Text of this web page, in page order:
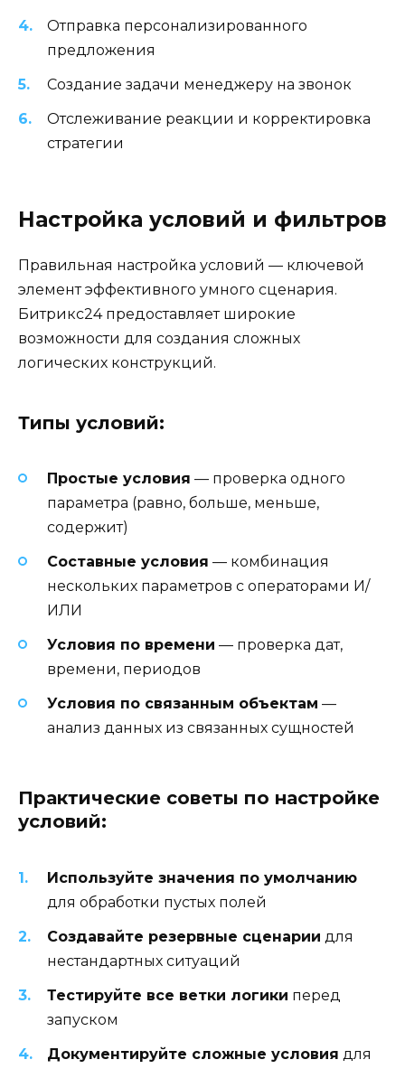
Отправка персонализированного
предложения
Создание задачи менеджеру на звонок
Отслеживание реакции и корректировка
стратегии
Настройка условий и фильтров
Правильная настройка условий — ключевой
элемент эффективного умного сценария.
Битрикс24 предоставляет широкие
возможности для создания сложных
логических конструкций.
Типы условий:
Простые условия — проверка одного
параметра (равно, больше, меньше,
содержит)
Составные условия — комбинация
нескольких параметров с операторами И/
ИЛИ
Условия по времени — проверка дат,
времени, периодов
Условия по связанным объектам —
анализ данных из связанных сущностей
Практические советы по настройке
условий:
Используйте значения по умолчанию
для обработки пустых полей
Создавайте резервные сценарии для
нестандартных ситуаций
Тестируйте все ветки логики перед
запуском
Документируйте сложные условия для